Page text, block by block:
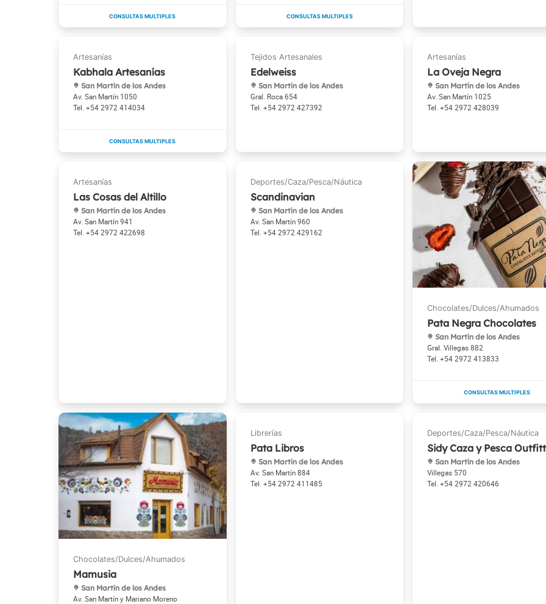
Kabhala Artesanías
San Martín de los Andes
Av. San Martín 1050
+54 2972 414034
Edelweiss
San Martín de los Andes
Gral. Roca 654
+54 2972 427392
La Oveja Negra
San Martín de los Andes
Av. San Martín 1025
+54 2972 428039
Las Cosas del Altillo
San Martín de los Andes
Av. San Martín 941
+54 2972 422698
Scandinavian
San Martín de los Andes
Av. San Martín 960
+54 2972 429162
Pata Negra Chocolates
San Martín de los Andes
Gral. Villegas 882
+54 2972 413833
Mamusia
San Martín de los Andes
Av. San Martín y Mariano Moreno
Pata Libros
San Martín de los Andes
Av. San Martín 884
+54 2972 411485
Sidy Caza y Pesca
San Martín de los Andes
Villegas 570
+54 2972 420646